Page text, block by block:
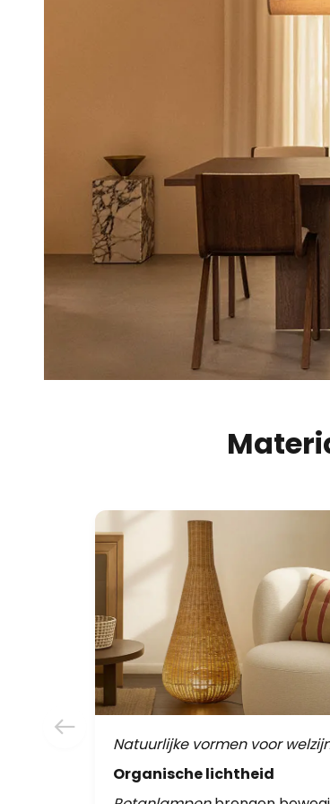
Natuurlijke vormen voor
Organische lichtheid